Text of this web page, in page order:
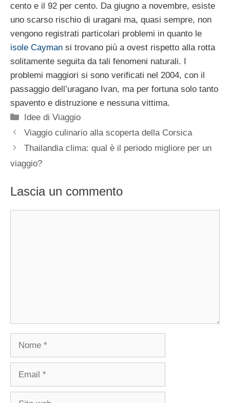
cento e il 92 per cento. Da giugno a novembre, esiste
uno scarso rischio di uragani ma, quasi sempre, non
vengono registrati particolari problemi in quanto le
isole Cayman si trovano più a ovest rispetto alla rotta
solitamente seguita da tali fenomeni naturali. I
problemi maggiori si sono verificati nel 2004, con il
passaggio dell’uragano Ivan, ma per fortuna solo tanto
spavento e distruzione e nessuna vittima.
Categorie
Idee di Viaggio
Viaggio culinario alla scoperta della Corsica
Thailandia clima: qual è il periodo migliore per un
viaggio?
Lascia un commento
Nome
Email
Sito